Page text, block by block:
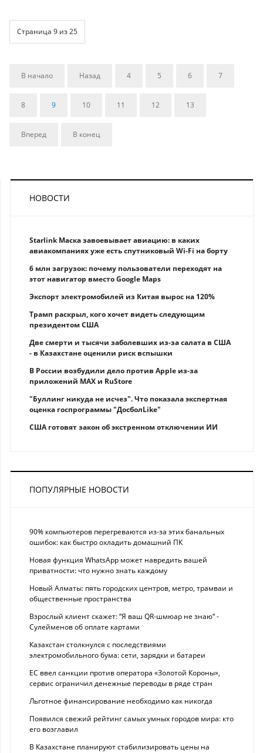
Страница 9 из 25
В начало Назад 4 5 6 7
8 9 10 11 12 13
Вперед В конец
НОВОСТИ
Starlink Маска завоевывает авиацию: в каких
авиакомпаниях уже есть спутниковый Wi-Fi на борту
6 млн загрузок: почему пользователи переходят на
этот навигатор вместо Google Maps
Экспорт электромобилей из Китая вырос на 120%
Трамп раскрыл, кого хочет видеть следующим
президентом США
Две смерти и тысячи заболевших из-за салата в США
- в Казахстане оценили риск вспышки
В России возбудили дело против Apple из-за
приложений MAX и RuStore
"Буллинг никуда не исчез". Что показала экспертная
оценка госпрограммы "ДосболLike"
США готовят закон об экстренном отключении ИИ
ПОПУЛЯРНЫЕ НОВОСТИ
90% компьютеров перегреваются из-за этих банальных
ошибок: как быстро охладить домашний ПК
Новая функция WhatsApp может навредить вашей
приватности: что нужно знать каждому
Новый Алматы: пять городских центров, метро, трамваи и
общественные пространства
Взрослый клиент скажет: “Я ваш QR-шмюар не знаю“ -
Сулейменов об оплате картами
Казахстан столкнулся с последствиями
электромобильного бума: сети, зарядки и батареи
ЕС ввел санкции против оператора «Золотой Короны»,
сервис ограничил денежные переводы в ряде стран
Льготное финансирование необходимо как никогда
Появился свежий рейтинг самых умных городов мира: кто
его возглавил
В Казахстане планируют стабилизировать цены на